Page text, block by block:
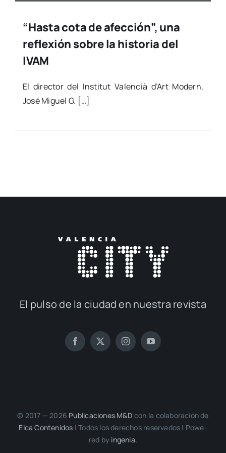
“Hasta cota de afección”, una
reflexión sobre la historia del
IVAM
El direc­tor del Ins­ti­tut Valen­cià d’Art Modern,
José Miguel G. […]
El pul­so de la ciu­dad en nues­tra revis­ta
© 2017 — 2026 Publi­ca­cio­nes M&D con la cola­bo­ra­ción de
Elca Con­te­ni­dos | Todos los dere­chos reser­va­dos | Powe­
red by inge­nia.